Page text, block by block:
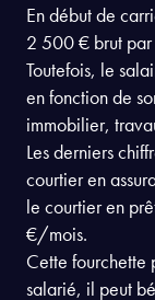
En début de
2 500 € brut
Toutefois, le
en fonction de
immobilier,
Les derniers
courtier en
le courtier en
€/mois.
Cette fourchette
salarié, il peut